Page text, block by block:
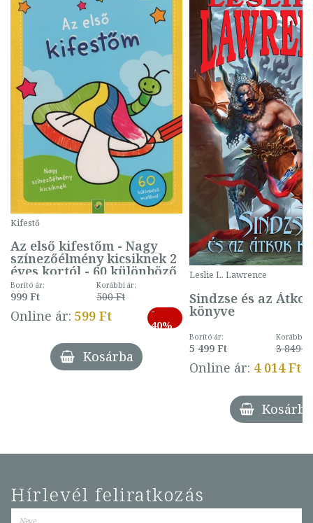
Kifestő
Az első kifestőm - Nagy
színezőélmény kicsiknek 2
éves kortól - 60 különböző
mintával (gombás)
Borító ár:
999 Ft
Korábbi ár:
500 Ft
Online ár: 599 Ft
-
40%
Kosárba
Leslie L. Lawrence
Sindzse és az Átkok
könyve
Borító ár:
5 499 Ft
Korábbi
3 849 Ft
Online ár: 4 014 Ft
Kosárba
Hírlevél feliratkozás